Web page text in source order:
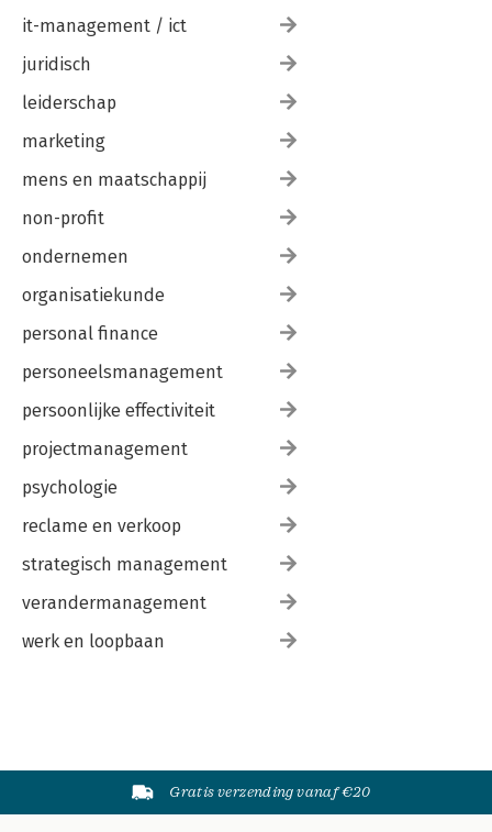
it-management / ict
juridisch
leiderschap
marketing
mens en maatschappij
non-profit
ondernemen
organisatiekunde
personal finance
personeelsmanagement
persoonlijke effectiviteit
projectmanagement
psychologie
reclame en verkoop
strategisch management
verandermanagement
werk en loopbaan
Gratis verzending vanaf €20